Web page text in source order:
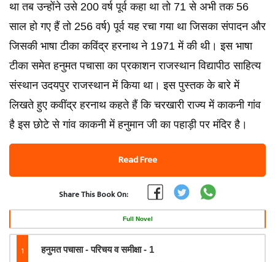
था तब उन्होंने उसे 200 वर्ष पूर्व कहा था तो 71 से अभी तक 56
साल हो गए हैं तो 256 वर्ष) पूर्व यह रचा गया था जिसका संपादन और
जिसकी भाषा टीका कविंद्र हरनाथ ने 1971 में की थी। इस भाषा
टीका समेत हनुमत पचासा का प्रकाशन राजस्थान विद्यापीठ साहित्य
संस्थान उदयपुर राजस्थान में किया था। इस पुस्तक के बारे में
लिखते हुए कवींद्र हरनाथ कहते हैं कि चरखारी राज्य में काकनी गांव
है इस छोटे से गांव काकनी में हनुमान जी का पहाड़ी पर मंदिर है।
Read Free
Share This Book On:
Full Novel
1 हनुमत पचासा - परिचय व समीक्षा - 1